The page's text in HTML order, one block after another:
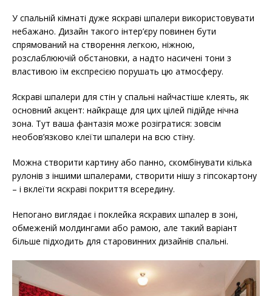
У спальній кімнаті дуже яскраві шпалери використовувати
небажано. Дизайн такого інтер’єру повинен бути
спрямований на створення легкою, ніжною,
розслаблюючій обстановки, а надто насичені тони з
властивою їм експресією порушать цю атмосферу.
Яскраві шпалери для стін у спальні найчастіше клеять, як
основний акцент: найкраще для цих цілей підійде нічна
зона. Тут ваша фантазія може розігратися: зовсім
необов’язково клеїти шпалери на всю стіну.
Можна створити картину або панно, скомбінувати кілька
рулонів з іншими шпалерами, створити нішу з гіпсокартону
– і вклеїти яскраві покриття всередину.
Непогано виглядає і поклейка яскравих шпалер в зоні,
обмеженій молдингами або рамою, але такий варіант
більше підходить для старовинних дизайнів спальні.